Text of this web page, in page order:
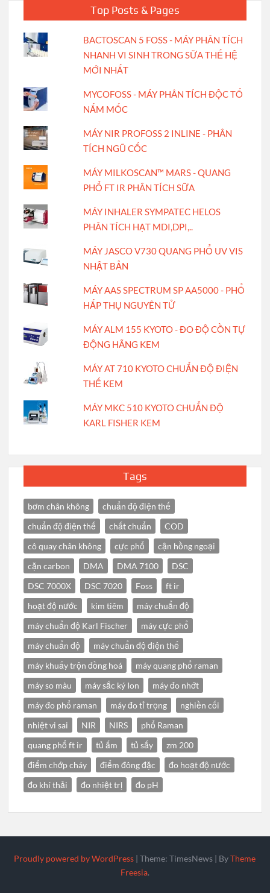
Top Posts & Pages
BACTOSCAN 5 FOSS - MÁY PHÂN TÍCH
NHANH VI SINH TRONG SỮA THẾ HỆ
MỚI NHẤT
MYCOFOSS - MÁY PHÂN TÍCH ĐỘC TỐ
NẤM MỐC
MÁY NIR PROFOSS 2 INLINE - PHÂN
TÍCH NGŨ CỐC
MÁY MILKOSCAN™ MARS - QUANG
PHỔ FT IR PHÂN TÍCH SỮA
MÁY INHALER SYMPATEC HELOS
PHÂN TÍCH HẠT MDI,DPI,..
MÁY JASCO V730 QUANG PHỔ UV VIS
NHẬT BẢN
MÁY AAS SPECTRUM SP AA5000 - PHỔ
HẤP THỤ NGUYÊN TỬ
MÁY ALM 155 KYOTO - ĐO ĐỘ CỒN TỰ
ĐỘNG HÃNG KEM
MÁY AT 710 KYOTO CHUẨN ĐỘ ĐIỆN
THẾ KEM
MÁY MKC 510 KYOTO CHUẨN ĐỘ
KARL FISHER KEM
Tags
bơm chân không
chuẩn độ điện thế
chuẩn độ điện thế
chất chuẩn
COD
cô quay chân không
cực phổ
cận hồng ngoại
cặn carbon
DMA DMA 7100
DSC
DSC 7000X
DSC 7020 Foss
ft ir
hoạt độ nước
kim tiêm
máy chuẩn độ
máy chuẩn độ Karl Fischer
máy cực phổ
máy chuẩn độ
máy chuẩn độ điện thế
máy khuấy trộn đồng hoá
máy quang phổ raman
máy so màu
máy sắc ký Ion
máy đo nhớt
máy đo phổ raman
máy đo tỉ trọng
nghiền cối
nhiệt vi sai
NIR NIRS
phổ Raman
quang phổ ft ir
tủ ấm tủ sấy
zm 200
điểm chớp cháy
điểm đông đặc
đo hoạt độ nước
đo khí thải
đo nhiệt trị đo pH
Proudly powered by WordPress |Theme: TimesNews | ByTheme
Freesia.